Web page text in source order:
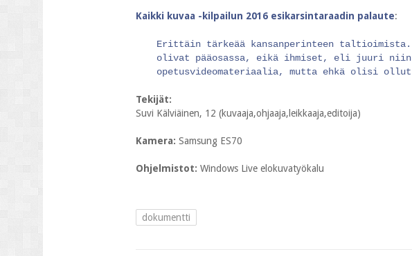
Kaikki kuvaa -kilpailun 2016 esikarsintaraadin palaute:
Erittäin tärkeää kansanperinteen
olivat pääosassa, eikä ihmiset, eli juuri niin
opetusvideomateriaalia, mutta ehkä olisi
Tekijät:
Suvi Kälviäinen, 12 (kuvaaja,ohjaaja,leikkaaja,editoija)
Kamera: Samsung ES70
Ohjelmistot: Windows Live elokuvatyökalu
dokumentti